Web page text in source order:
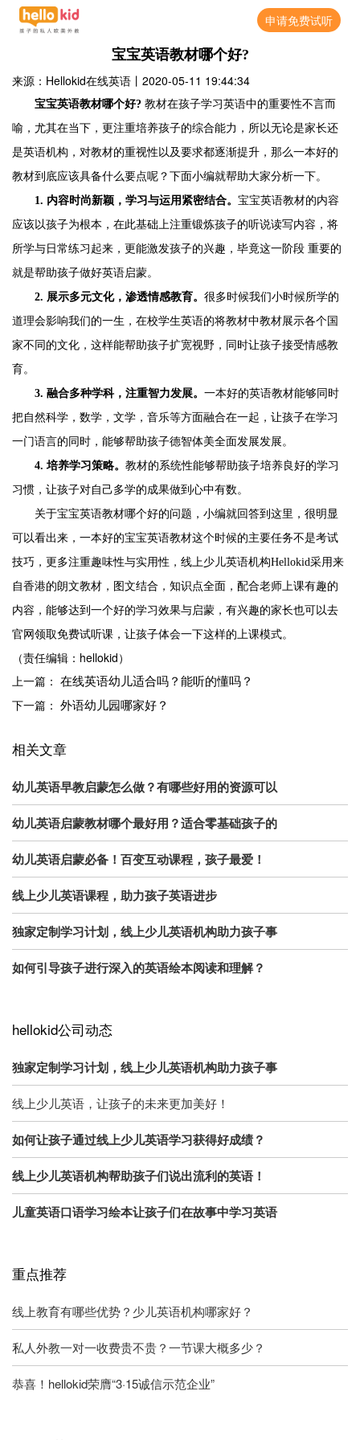
申请免费试听
宝宝英语教材哪个好?
来源：Hellokid在线英语 丨 2020-05-11 19:44:34
宝宝英语教材哪个好? 教材在孩子学习英语中的重要性不言而
喻，尤其在当下，更注重培养孩子的综合能力，所以无论是家长还
是英语机构，对教材的重视性以及要求都逐渐提升，那么一本好的
教材到底应该具备什么要点呢？下面小编就帮助大家分析一下。
1. 内容时尚新颖，学习与运用紧密结合。宝宝英语教材的内容
应该以孩子为根本，在此基础上注重锻炼孩子的听说读写内容，将
所学与日常练习起来，更能激发孩子的兴趣，毕竟这一阶段 重要的
就是帮助孩子做好英语启蒙。
2. 展示多元文化，渗透情感教育。很多时候我们小时候所学的
道理会影响我们的一生，在校学生英语的将教材中教材展示各个国
家不同的文化，这样能帮助孩子扩宽视野，同时让孩子接受情感教
育。
3.融合多种学科，注重智力发展。一本好的英语教材能够同时
把自然科学，数学，文学，音乐等方面融合在一起，让孩子在学习
一门语言的同时，能够帮助孩子德智体美全面发展发展。
4.培养学习策略。教材的系统性能够帮助孩子培养良好的学习
习惯，让孩子对自己多学的成果做到心中有数。
关于宝宝英语教材哪个好的问题，小编就回答到这里，很明显
可以看出来，一本好的宝宝英语教材这个时候的主要任务不是考试
技巧，更多注重趣味性与实用性，线上少儿英语机构Hellokid采用来
自香港的朗文教材，图文结合，知识点全面，配合老师上课有趣的
内容，能够达到一个好的学习效果与启蒙，有兴趣的家长也可以去
官网领取免费试听课，让孩子体会一下这样的上课模式。
（责任编辑：hellokid）
上一篇： 在线英语幼儿适合吗？能听的懂吗？
下一篇： 外语幼儿园哪家好？
相关文章
幼儿英语早教启蒙怎么做？有哪些好用的资源可以
幼儿英语启蒙教材哪个最好用？适合零基础孩子的
幼儿英语启蒙必备！百变互动课程，孩子最爱！
线上少儿英语课程，助力孩子英语进步
独家定制学习计划，线上少儿英语机构助力孩子事
如何引导孩子进行深入的英语绘本阅读和理解？
hellokid公司动态
独家定制学习计划，线上少儿英语机构助力孩子事
线上少儿英语，让孩子的未来更加美好！
如何让孩子通过线上少儿英语学习获得好成绩？
线上少儿英语机构帮助孩子们说出流利的英语！
儿童英语口语学习绘本让孩子们在故事中学习英语
重点推荐
线上教育有哪些优势？少儿英语机构哪家好？
私人外教一对一收费贵不贵？一节课大概多少？
恭喜！hellokid荣膺“3·15诚信示范企业”